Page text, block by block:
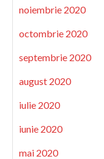
noiembrie 2020
octombrie 2020
septembrie 2020
august 2020
iulie 2020
iunie 2020
mai 2020